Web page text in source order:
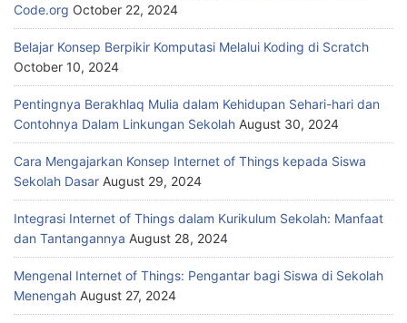
Code.org October 22, 2024
Belajar Konsep Berpikir Komputasi Melalui Koding di Scratch
October 10, 2024
Pentingnya Berakhlaq Mulia dalam Kehidupan Sehari-hari dan
Contohnya Dalam Linkungan Sekolah August 30, 2024
Cara Mengajarkan Konsep Internet of Things kepada Siswa
Sekolah Dasar August 29, 2024
Integrasi Internet of Things dalam Kurikulum Sekolah: Manfaat
dan Tantangannya August 28, 2024
Mengenal Internet of Things: Pengantar bagi Siswa di Sekolah
Menengah August 27, 2024